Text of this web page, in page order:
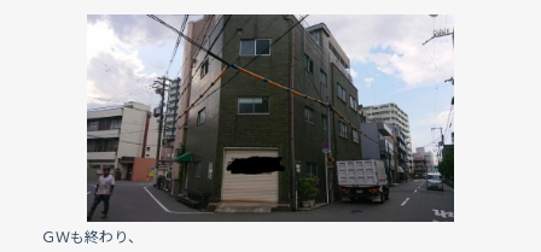
c
e
b
o
o
k
e
ＧＷも終わり、